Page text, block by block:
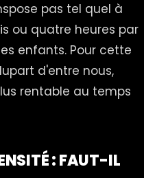
pas tel quel à
ou quatre heures par
enfants. Pour cette
d'entre nous,
rentable au temps
: FAUT-IL